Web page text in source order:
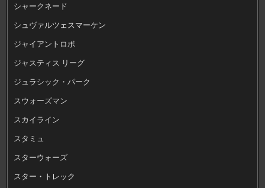
シャークネード
シュヴァルツェスマーケン
ジャイアントロボ
ジャスティス リーグ
ジュラシック・パーク
スウォーズマン
スカイライン
スタミュ
スターウォーズ
スター・トレック